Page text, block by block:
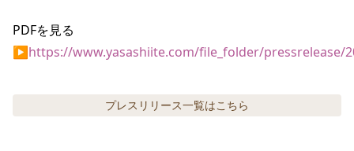
PDFを見る
▶https://www.yasashiite.com/file_folder/pressrelease/
プレスリリース一覧はこちら